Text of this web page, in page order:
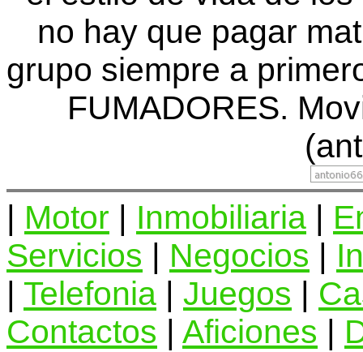
no hay que pagar
grupo siempre a
FUMADORES.
Motor Inmobiliaria
Servicios
Negocios
Telefonia Juegos
Contactos
Aficiones